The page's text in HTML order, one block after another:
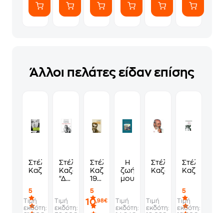
Άλλοι πελάτες είδαν επίσης
Στέλιος
Καζαντζίδης
5
Τιμή
εκδότη:
Στέλιος
Καζαντζίδης:
"Δεν
κανένας"
Τιμή
εκδότη:
Στέλιος
Καζαντζίδης
1931-
5
10,98€
Η
ζωή
μου
Τιμή
εκδότη:
Στέλιος
Καζαντζίδης
Τιμή
εκδότη:
Στέλιος
5
Τιμή
εκδότη: